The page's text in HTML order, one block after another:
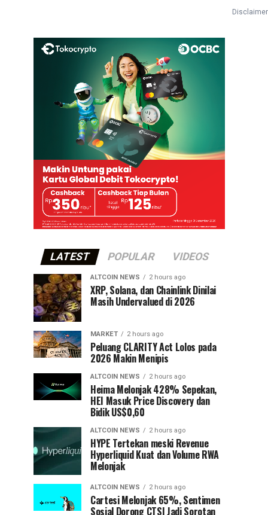
Disclaimer
LATEST POPULAR VIDEOS
ALTCOIN NEWS 2 hours ago
XRP, Solana, dan Chainlink Dinilai
Masih Undervalued di 2026
MARKET 2 hours ago
Peluang CLARITY Act Lolos pada
2026 Makin Menipis
ALTCOIN NEWS 2 hours ago
Heima Melonjak 428% Sepekan,
HEI Masuk Price Discovery dan
Bidik US$0,60
ALTCOIN NEWS 2 hours ago
HYPE Tertekan meski Revenue
Hyperliquid Kuat dan Volume RWA
Melonjak
ALTCOIN NEWS 2 hours ago
Cartesi Melonjak 65%, Sentimen
Sosial Dorong CTSI Jadi Sorotan